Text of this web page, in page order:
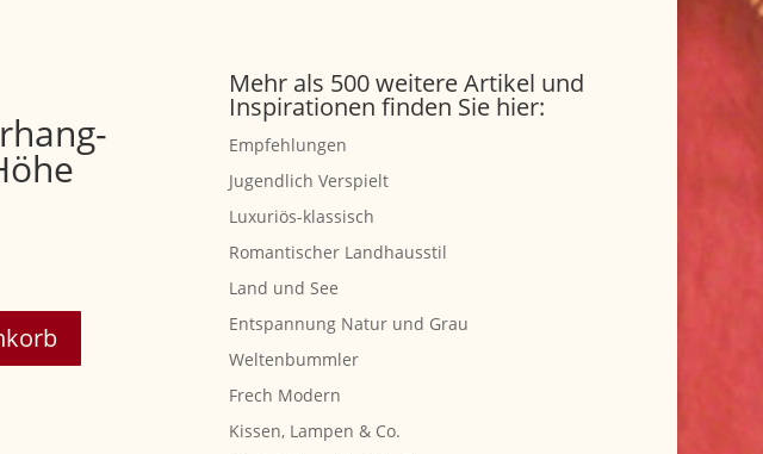
Mehr als 500 weitere Artikel und
Inspirationen finden Sie hier:
Empfehlungen
Jugendlich Verspielt
Luxuriös-klassisch
Romantischer Landhausstil
Land und See
Entspannung Natur und Grau
Weltenbummler
Frech Modern
Kissen, Lampen & Co.